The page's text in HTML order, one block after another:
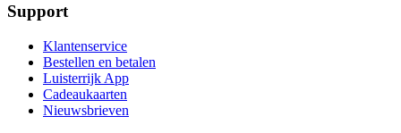
Support
Klantenservice
Bestellen en betalen
Luisterrijk App
Cadeaukaarten
Nieuwsbrieven